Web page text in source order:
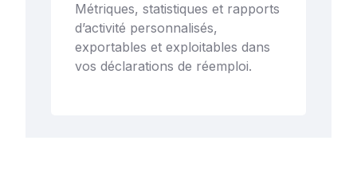
Métriques, statistiques et rapports
d’activité personnalisés,
exportables et exploitables dans
vos déclarations de réemploi.